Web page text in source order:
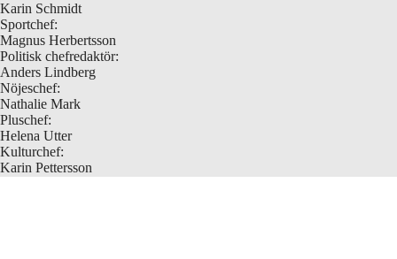
Karin Schmidt
Sportchef:
Magnus Herbertsson
Politisk chefredaktör:
Anders Lindberg
Nöjeschef:
Nathalie Mark
Pluschef:
Helena Utter
Kulturchef:
Karin Pettersson